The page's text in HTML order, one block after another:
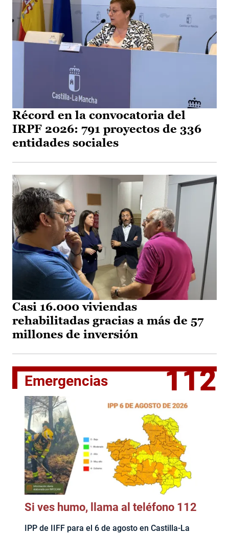
Récord en la convocatoria del
IRPF 2026: 791 proyectos de 336
entidades sociales
Casi 16.000 viviendas
rehabilitadas gracias a más de 57
millones de inversión
Emergencias 112
Si ves humo, llama al teléfono 112
IPP de IIFF para el 6 de agosto en Castilla-La